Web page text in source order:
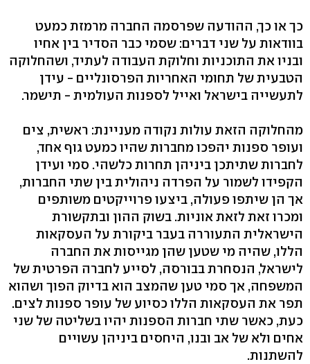
כך או כך, ההודעה שפרסמה החברה מרמזת כמעט
בוודאות על שני דברים: שסמי כבר הסדיר בין אחיו
ובניו את התוכניות וחלוקת העבודה לעתיד, ושהחלוקה
הטבעית של תחומי האחריות הפרסונליים - עידן
לתעשייה בישראל ואייל לספנות העולמית - תישמר.
מהחלוקה הזאת עולות נקודה מעניינת: ראשית, צים
ועופר ספנות יהפכו מחברות שהיו כמעט גוף אחד,
לחברות שתיתכן ביניהן תחרות כלשהי. סמי ועידן
הקפידו לשמור על הפרדה ניהולית בין שתי החברות,
אך הן שיתפו פעולה, ביצעו פרוייקטים משותפים
ומכרו זאת לזאת אוניות. בשוק ההון ובתקשורת
הישראלית התעוררה בעבר ביקורת על העסקאות
הללו, שהיה מי שטען שהן מגייסות את החברה
לישראל, הנסחרת בבורסה, לסייע לחברה הפרטית של
המשפחה, אך סמי טען שהמצב הוא בדיוק הפוך ושהוא
תפר את העסקאות הללו כסיוע של עופר ספנות לצים.
כעת, כאשר שתי חברות הספנות יהיו בשליטה של שני
אחים ולא של אב ובנו, היחסים ביניהן עשויים
להשתנות.